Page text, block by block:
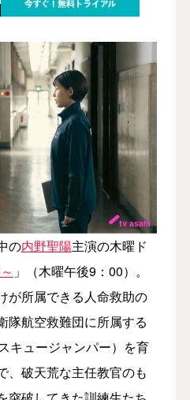
の内野聖陽主演の木曜ド
」（木曜午後9：00）。
が所属できる人命救助の
隊航空救難団に所属する
キュージャンパー）を育
、破天荒な主任教官のも